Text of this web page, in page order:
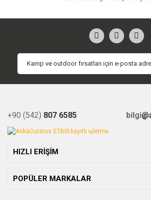
+90 (542) 807 6585 bilgi
HIZLI ERİŞİM
POPÜLER MARKALAR